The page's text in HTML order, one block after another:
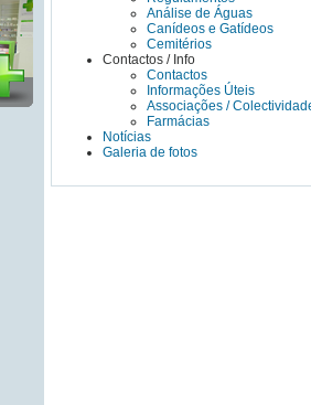
Análise de Águas
Canídeos e Gatídeos
Cemitérios
Contactos / Info
Contactos
Informações Úteis
Associações /
Farmácias
Notícias
Galeria de fotos